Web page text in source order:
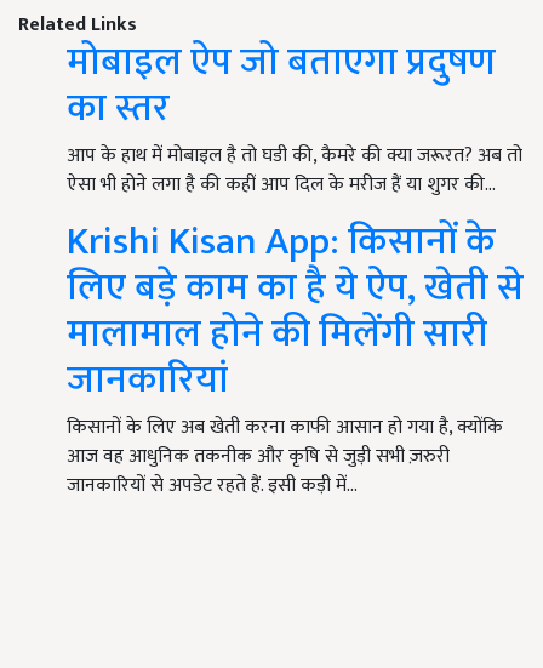
Related Links
मोबाइल ऐप जो बताएगा प्रदुषण
का स्तर
आप के हाथ में मोबाइल है तो घडी की, कैमरे की क्या जरूरत? अब तो
ऐसा भी होने लगा है की कहीं आप दिल के मरीज हैं या शुगर की…
Krishi Kisan App: किसानों के
लिए बड़े काम का है ये ऐप, खेती से
मालामाल होने की मिलेंगी सारी
जानकारियां
किसानों के लिए अब खेती करना काफी आसान हो गया है, क्योंकि
आज वह आधुनिक तकनीक और कृषि से जुड़ी सभी ज़रुरी
जानकारियों से अपडेट रहते हैं. इसी कड़ी में…